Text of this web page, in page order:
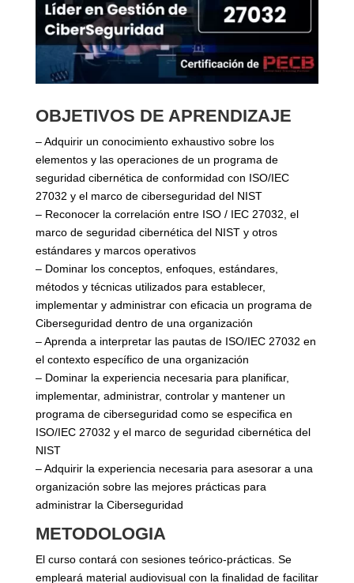
OBJETIVOS DE APRENDIZAJE
– Adquirir un conocimiento exhaustivo sobre los
elementos y las operaciones de un programa de
seguridad cibernética de conformidad con ISO/IEC
27032 y el marco de ciberseguridad del NIST
– Reconocer la correlación entre ISO / IEC 27032, el
marco de seguridad cibernética del NIST y otros
estándares y marcos operativos
– Dominar los conceptos, enfoques, estándares,
métodos y técnicas utilizados para establecer,
implementar y administrar con eficacia un programa de
Ciberseguridad dentro de una organización
– Aprenda a interpretar las pautas de ISO/IEC 27032 en
el contexto específico de una organización
– Dominar la experiencia necesaria para planificar,
implementar, administrar, controlar y mantener un
programa de ciberseguridad como se especifica en
ISO/IEC 27032 y el marco de seguridad cibernética del
NIST
– Adquirir la experiencia necesaria para asesorar a una
organización sobre las mejores prácticas para
administrar la Ciberseguridad
METODOLOGIA
El curso contará con sesiones teórico-prácticas. Se
empleará material audiovisual con la finalidad de facilitar